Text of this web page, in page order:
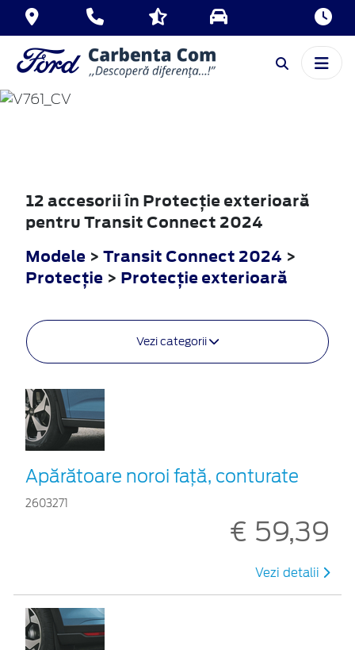
TRANSIT
CONNECT
12 accesorii în Protecţie exterioară
pentru Transit Connect 2024
Modele > Transit Connect 2024 >
Protecţie > Protecţie exterioară
Vezi categorii
Apărătoare noroi față, conturate
2603271
€ 59,39
Vezi detalii